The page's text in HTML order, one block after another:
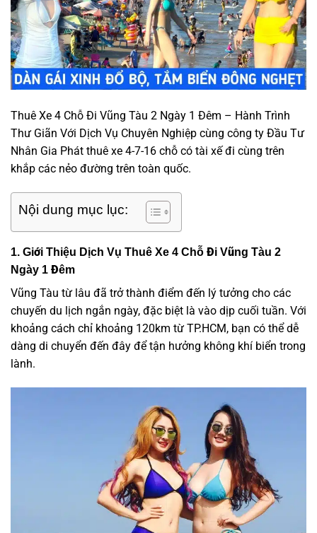
Thuê Xe 4 Chỗ Đi Vũng Tàu 2 Ngày 1 Đêm – Hành Trình
Thư Giãn Với Dịch Vụ Chuyên Nghiệp cùng công ty Đầu Tư
Nhân Gia Phát thuê xe 4-7-16 chỗ có tài xế đi cùng trên
khắp các nẻo đường trên toàn quốc.
Nội dung mục lục:
1. Giới Thiệu Dịch Vụ Thuê Xe 4 Chỗ Đi Vũng Tàu 2
Ngày 1 Đêm
Vũng Tàu từ lâu đã trở thành điểm đến lý tưởng cho các
chuyến du lịch ngắn ngày, đặc biệt là vào dịp cuối tuần. Với
khoảng cách chỉ khoảng 120km từ TP.HCM, bạn có thể dễ
dàng di chuyển đến đây để tận hưởng không khí biển trong
lành.